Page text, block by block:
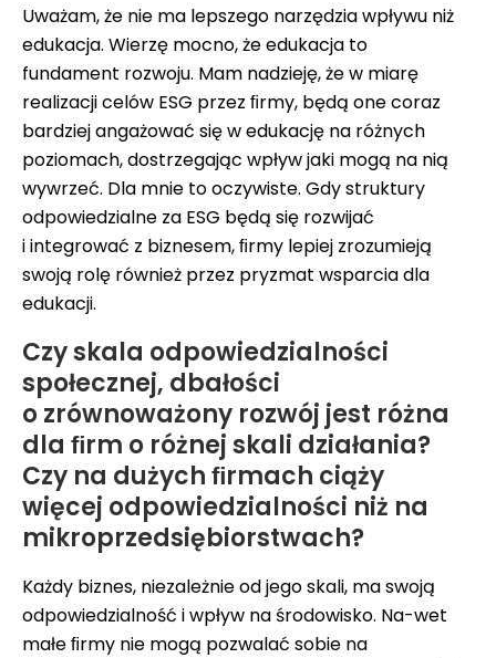
Uważam, że nie ma lepszego narzędzia wpływu niż
edukacja. Wierzę mocno, że edukacja to
fundament rozwoju. Mam nadzieję, że w miarę
realizacji celów ESG przez ﬁrmy, będą one coraz
bardziej angażować się w edukację na różnych
poziomach, dostrzegając wpływ jaki mogą na nią
wywrzeć. Dla mnie to oczywiste. Gdy struktury
odpowiedzialne za ESG będą się rozwijać
i integrować z biznesem, ﬁrmy lepiej zrozumieją
swoją rolę również przez pryzmat wsparcia dla
edukacji.
Czy skala odpowiedzialności
społecznej, dbałości
o zrównoważony rozwój jest różna
dla ﬁrm o różnej skali działania?
Czy na dużych ﬁrmach ciąży
więcej odpowiedzialności niż na
mikroprzedsiębiorstwach?
Każdy biznes, niezależnie od jego skali, ma swoją
odpowiedzialność i wpływ na środowisko. Na-wet
małe ﬁrmy nie mogą pozwalać sobie na